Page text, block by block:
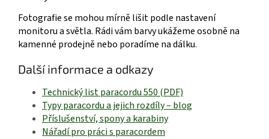
Fotografie se mohou mírně lišit podle nastavení
monitoru a světla. Rádi vám barvy ukážeme osobně na
kamenné prodejně nebo poradíme na dálku.
Další informace a odkazy
Technický list paracordu 550 (PDF)
Typy paracordu a jejich rozdíly – blog
Příslušenství, spony a karabiny
Nářadí pro práci s paracordem